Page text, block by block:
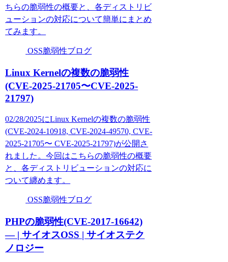
ちらの脆弱性の概要と、各ディストリビ
ューションの対応について簡単にまとめ
てみます。
OSS脆弱性ブログ
Linux Kernelの複数の脆弱性
(CVE-2025-21705〜CVE-2025-
21797)
02/28/2025にLinux Kernelの複数の脆弱性
(CVE-2024-10918, CVE-2024-49570, CVE-
2025-21705〜 CVE-2025-21797)が公開さ
れました。今回はこちらの脆弱性の概要
と、各ディストリビューションの対応に
ついて纏めます。
OSS脆弱性ブログ
PHPの脆弱性(CVE-2017-16642)
— | サイオスOSS | サイオステク
ノロジー